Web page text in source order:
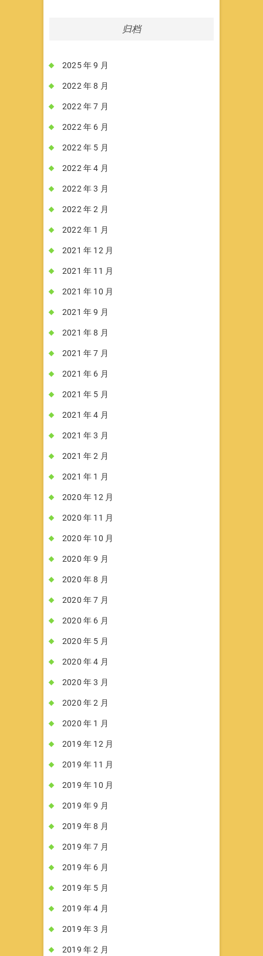
归档
2025 年 9 月
2022 年 8 月
2022 年 7 月
2022 年 6 月
2022 年 5 月
2022 年 4 月
2022 年 3 月
2022 年 2 月
2022 年 1 月
2021 年 12 月
2021 年 11 月
2021 年 10 月
2021 年 9 月
2021 年 8 月
2021 年 7 月
2021 年 6 月
2021 年 5 月
2021 年 4 月
2021 年 3 月
2021 年 2 月
2021 年 1 月
2020 年 12 月
2020 年 11 月
2020 年 10 月
2020 年 9 月
2020 年 8 月
2020 年 7 月
2020 年 6 月
2020 年 5 月
2020 年 4 月
2020 年 3 月
2020 年 2 月
2020 年 1 月
2019 年 12 月
2019 年 11 月
2019 年 10 月
2019 年 9 月
2019 年 8 月
2019 年 7 月
2019 年 6 月
2019 年 5 月
2019 年 4 月
2019 年 3 月
2019 年 2 月